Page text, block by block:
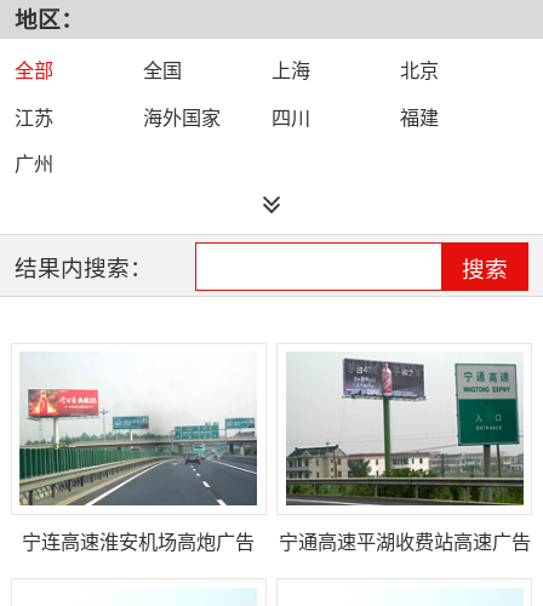
地区：
全部 全国 上海
北京
江苏
海外国家 四川
福建
广州
结果内搜索： 搜索
宁连高速淮安机场高炮广告 宁通高速平湖收费站高速广告